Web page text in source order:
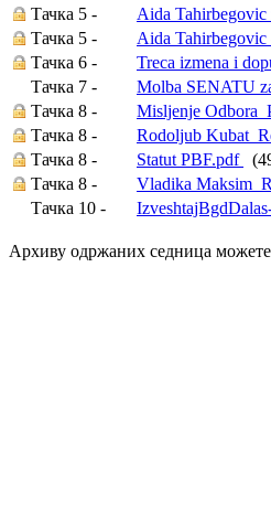
Тачка 5 -
Aida Tahirbegovic
Тачка 5 -
Aida
Тачка 6 -
Treca izmena i
Тачка 7 -
Molba SENATU
Тачка 8 -
Misljenje
Тачка 8 -
Rodoljub
Тачка 8 -
Statut PBF.pdf
Тачка 8 -
Vladika
Тачка 10 -
Архиву одржаних седница можете